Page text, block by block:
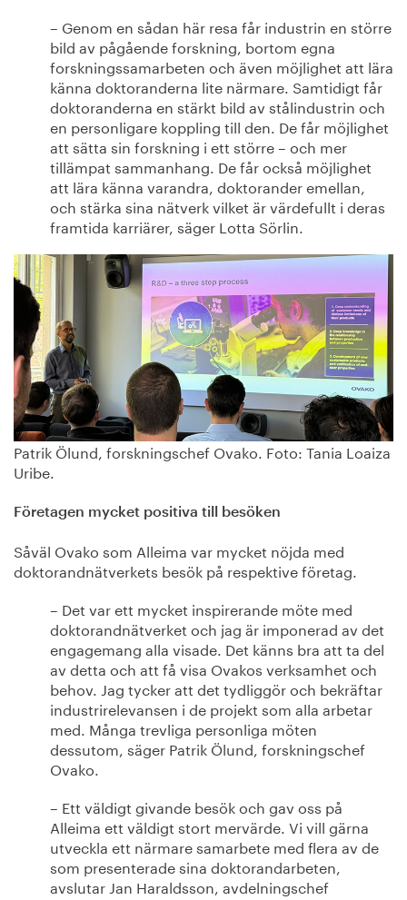
– Genom en sådan här resa får industrin en större
bild av pågående forskning, bortom egna
forskningssamarbeten och även möjlighet att lära
känna doktoranderna lite närmare. Samtidigt får
doktoranderna en stärkt bild av stålindustrin och
en personligare koppling till den. De får möjlighet
att sätta sin forskning i ett större – och mer
tillämpat sammanhang. De får också möjlighet
att lära känna varandra, doktorander emellan,
och stärka sina nätverk vilket är värdefullt i deras
framtida karriärer, säger Lotta Sörlin.
Patrik Ölund, forskningschef Ovako. Foto: Tania Loaiza
Uribe.
Företagen mycket positiva till besöken
Såväl Ovako som Alleima var mycket nöjda med
doktorandnätverkets besök på respektive företag.
– Det var ett mycket inspirerande möte med
doktorandnätverket och jag är imponerad av det
engagemang alla visade. Det känns bra att ta del
av detta och att få visa Ovakos verksamhet och
behov. Jag tycker att det tydliggör och bekräftar
industrirelevansen i de projekt som alla arbetar
med. Många trevliga personliga möten
dessutom, säger Patrik Ölund, forskningschef
Ovako.
– Ett väldigt givande besök och gav oss på
Alleima ett väldigt stort mervärde. Vi vill gärna
utveckla ett närmare samarbete med flera av de
som presenterade sina doktorandarbeten,
avslutar Jan Haraldsson, avdelningschef